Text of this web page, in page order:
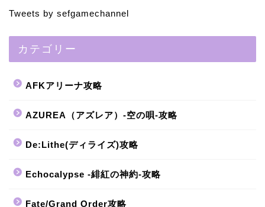
Tweets by sefgamechannel
カテゴリー
AFKアリーナ攻略
AZUREA（アズレア）-空の唄-攻略
De:Lithe(ディライズ)攻略
Echocalypse -緋紅の神約-攻略
Fate/Grand Order攻略